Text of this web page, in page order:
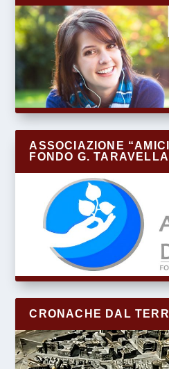
ASSOCIAZIONE
FONDO G. TARAVELLA
CRONACHE DAL